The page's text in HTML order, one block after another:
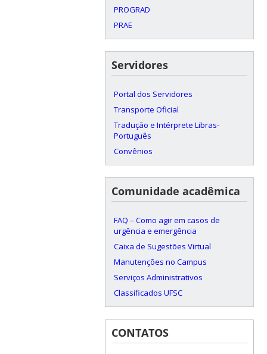
PROGRAD
PRAE
Servidores
Portal dos Servidores
Transporte Oficial
Tradução e Intérprete Libras-
Português
Convênios
Comunidade acadêmica
FAQ – Como agir em casos de
urgência e emergência
Caixa de Sugestões Virtual
Manutenções no Campus
Serviços Administrativos
Classificados UFSC
CONTATOS